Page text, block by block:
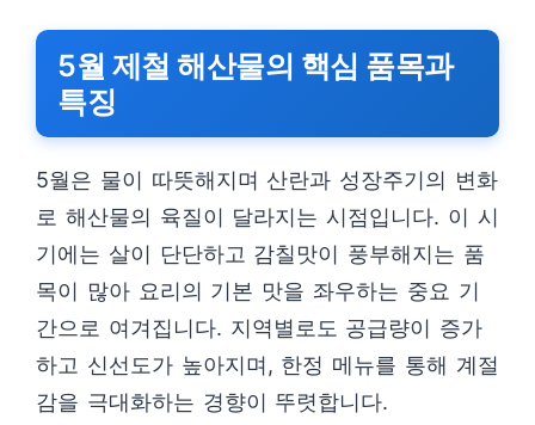
5월 제철 해산물의 핵심 품목과
특징
5월은 물이 따뜻해지며 산란과 성장주기의 변화
로 해산물의 육질이 달라지는 시점입니다. 이 시
기에는 살이 단단하고 감칠맛이 풍부해지는 품
목이 많아 요리의 기본 맛을 좌우하는 중요 기
간으로 여겨집니다. 지역별로도 공급량이 증가
하고 신선도가 높아지며, 한정 메뉴를 통해 계절
감을 극대화하는 경향이 뚜렷합니다.